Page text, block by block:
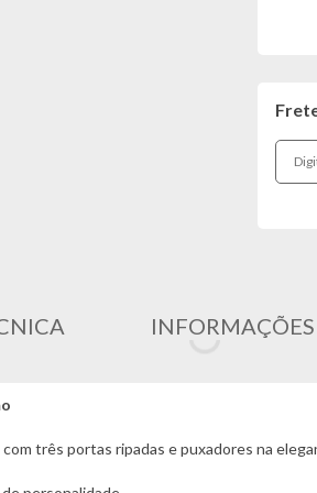
INFORMAÇÕES
três portas ripadas e puxadores na